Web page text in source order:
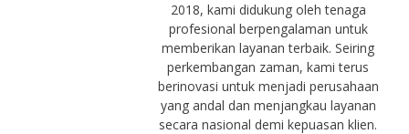
2018, kami didukung oleh tenaga
profesional berpengalaman untuk
memberikan layanan terbaik. Seiring
perkembangan zaman, kami terus
berinovasi untuk menjadi perusahaan
yang andal dan menjangkau layanan
secara nasional demi kepuasan klien.